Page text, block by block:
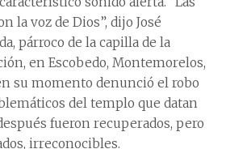
la voz de Dios”, dijo José
párroco de la capilla de la
en Escobedo, Montemorelos,
su momento denunció el robo
del templo que datan
fueron recuperados, pero
irreconocibles.